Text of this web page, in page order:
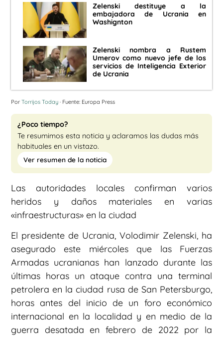
Zelenski destituye a la
embajadora de Ucrania en
Washignton
Zelenski nombra a Rustem
Umerov como nuevo jefe de los
servicios de Inteligencia Exterior
de Ucrania
Por Torrijos Today · Fuente: Europa Press
¿Poco tiempo?
Te resumimos esta noticia y aclaramos las dudas más
habituales en un vistazo.
Ver resumen de la noticia
Las autoridades locales confirman varios
heridos y daños materiales en varias
«infraestructuras» en la ciudad
El presidente de Ucrania, Volodimir Zelenski, ha
asegurado este miércoles que las Fuerzas
Armadas ucranianas han lanzado durante las
últimas horas un ataque contra una terminal
petrolera en la ciudad rusa de San Petersburgo,
horas antes del inicio de un foro económico
internacional en la localidad y en medio de la
guerra desatada en febrero de 2022 por la